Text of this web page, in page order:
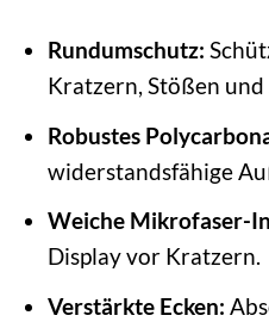
Rundumschutz:
Kratzern, Stößen und
Robustes
widerstandsfähige
Weiche Mikrofaser-
Display vor Kratzern.
Verstärkte Ecken: